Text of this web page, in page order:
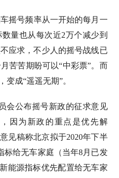
摇号频率从一开始的每月一
量也从每次近2万个减少到
应求，不少人的摇号战线已
苦苦期盼可以“中彩票”。而
变成“遥遥无期”。
会公布摇号新政的征求意见
因为新政的重点是优先解
见稿称北京拟于2020年下半
标给无车家庭（当年8月已发
能源指标优先配置给无车家